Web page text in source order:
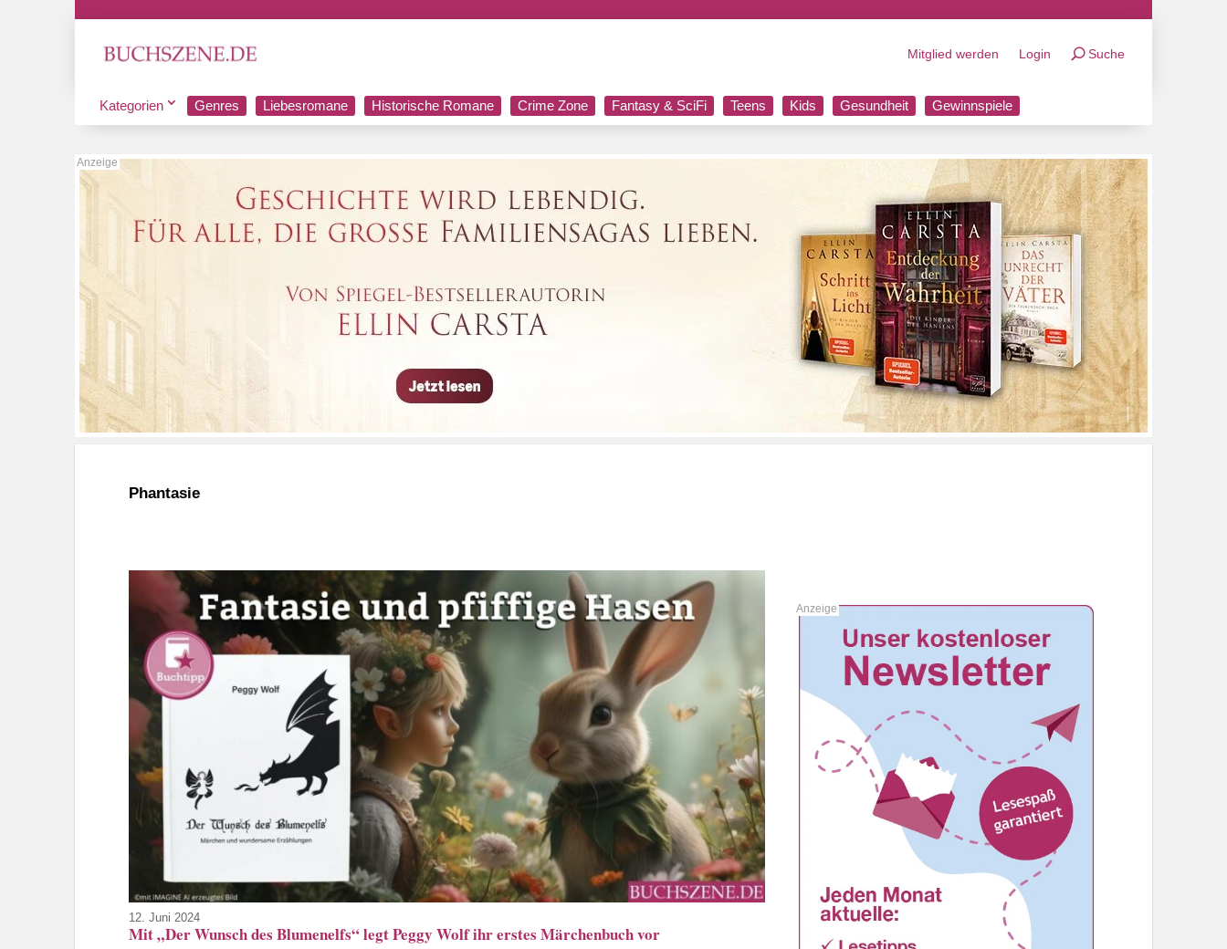
Mitglied werden Login Suche
Kategorien Genres Liebesromane Historische Romane Crime Zone Fantasy & SciFi Teens Kids Gesundheit Gewinnspiele
Phantasie
12. Juni 2024
Mit „Der Wunsch des Blumenelfs“ legt Peggy Wolf ihr erstes Märchenbuch vor